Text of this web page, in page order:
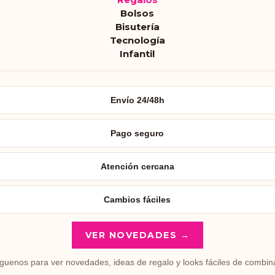
Bolsos
Bisutería
Tecnología
Infantil
Envío 24/48h
Pago seguro
Atención cercana
Cambios fáciles
VER NOVEDADES →
para ver novedades, ideas de regalo y looks fáciles de